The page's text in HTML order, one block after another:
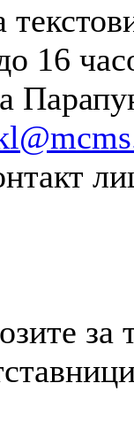
16
за